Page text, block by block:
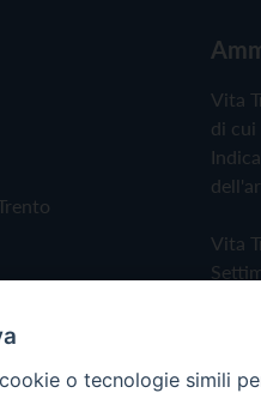
Vita
di cui
Vita
o tecnologie simili